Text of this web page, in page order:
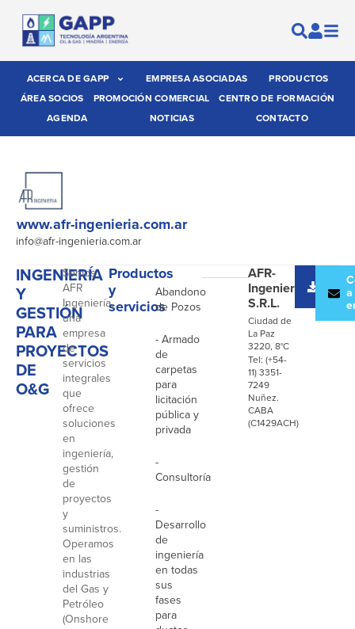
ACERCA DE GAPP EMPRESA ASOCIADAS
PRODUCTOS
ÁREA SOCIOS
PROMOCIÓN COMERCIAL
CENTRO DE FORMACIÓN
AGENDA
NOTICIAS CONTACTO
www.afr-ingenieria.com.ar
info@afr-ingenieria.com.ar
INGENIERÍA
Y
GESTIÓN
PARA
PROYECTOS
DE
O&G
Somos
AFR
Ingeniería,
una
empresa
de
servicios
integrales
que
ofrece
soluciones
en
ingeniería,
gestión
de
proyectos
y
suministros.
Operamos
en las
industrias
del Gas y
Petróleo
(Onshore
Productos
y
servicios
-
Abandono
de Pozos
- Armado
de
carpetas
para
licitación
pública y
privada
-
Consultoría
-
Desarrollo
de
ingeniería
en todas
sus
fases
para
AFR-
Ingeniería
S.R.L.
Ciudad de
La Paz
3220, 8°C
Tel: (+54-
11) 3351-
7249
Nuñez.
CABA
(C1429ACH)